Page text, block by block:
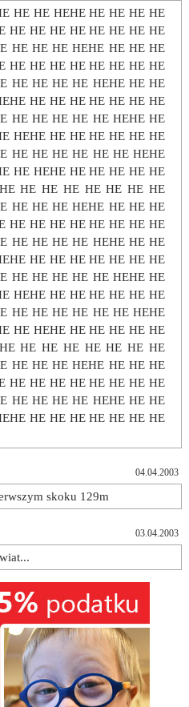
HE HE HEHE HE HE HE HE
HE HE HE HE HE HE HE HE
HE HE HE HEHE HE HE HE
HE HE HE HE HE HE HE HE
HE HE HE HE HEHE HE HE
HE HE HE HE HE HE HE
HE HE HE HE HE HEHE HE
HEHE HE HE HE HE HE HE
HE HE HE HE HE HE HEHE
HE HEHE HE HE HE HE HE
HE HE HE HE HE HE HE
HE HE HE HEHE HE HE HE
HE HE HE HE HE HE HE HE
HE HE HE HE HEHE HE HE
HE HE HE HE HE HE HE
HE HE HE HE HE HEHE HE
HEHE HE HE HE HE HE HE
HE HE HE HE HE HE HEHE
HE HEHE HE HE HE HE HE
HE HE HE HE HE HE HE
HE HE HE HEHE HE HE HE
HE HE HE HE HE HE HE HE
HE HE HE HE HEHE HE HE
HE HE HE HE HE HE HE
04.04.2003
skoku 129m
03.04.2003